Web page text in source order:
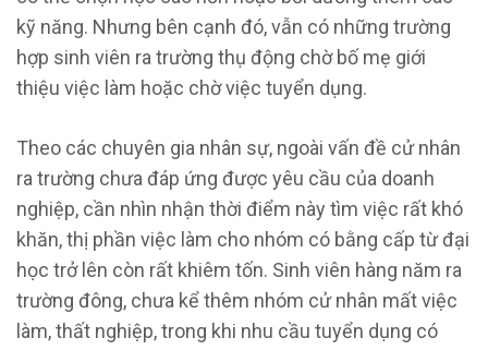
kỹ năng. Nhưng bên cạnh đó, vẫn có những trường
hợp sinh viên ra trường thụ động chờ bố mẹ giới
thiệu việc làm hoặc chờ việc tuyển dụng.
Theo các chuyên gia nhân sự, ngoài vấn đề cử nhân
ra trường chưa đáp ứng được yêu cầu của doanh
nghiệp, cần nhìn nhận thời điểm này tìm việc rất khó
khăn, thị phần việc làm cho nhóm có bằng cấp từ đại
học trở lên còn rất khiêm tốn. Sinh viên hàng năm ra
trường đông, chưa kể thêm nhóm cử nhân mất việc
làm, thất nghiệp, trong khi nhu cầu tuyển dụng có